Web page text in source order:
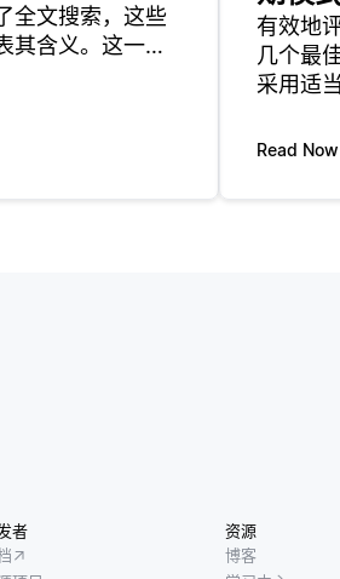
全文搜索，这些
其含义。这一转
密地找到，从而
有效地
几个最
采用适
平均绝
Read Now
者
资源
博客